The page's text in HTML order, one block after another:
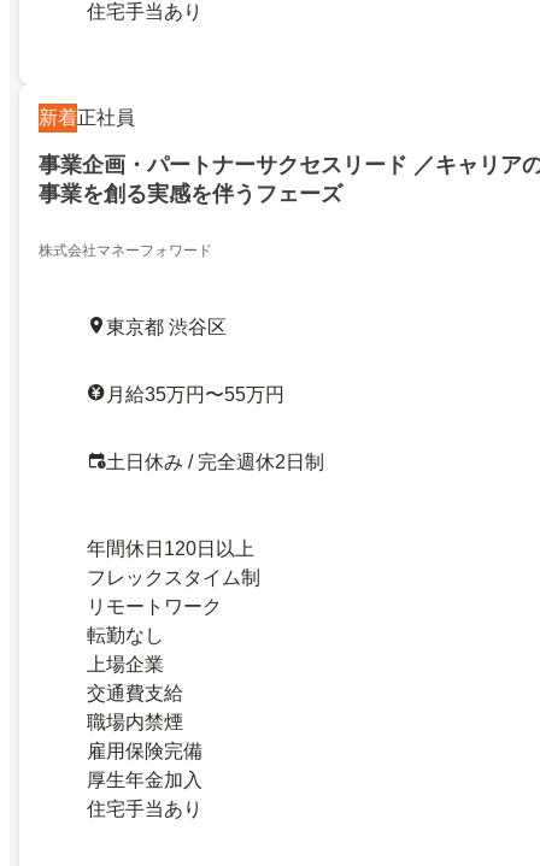
住宅手当あり
新着正社員
事業企画・パートナーサクセスリード ／キャリア
事業を創る実感を伴うフェーズ
株式会社マネーフォワード
東京都 渋谷区
月給35万円〜55万円
土日休み / 完全週休2日制
年間休日120日以上
フレックスタイム制
リモートワーク
転勤なし
上場企業
交通費支給
職場内禁煙
雇用保険完備
厚生年金加入
住宅手当あり